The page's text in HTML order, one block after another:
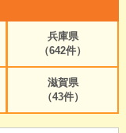
兵庫県
（642件）
滋賀県
（43件）